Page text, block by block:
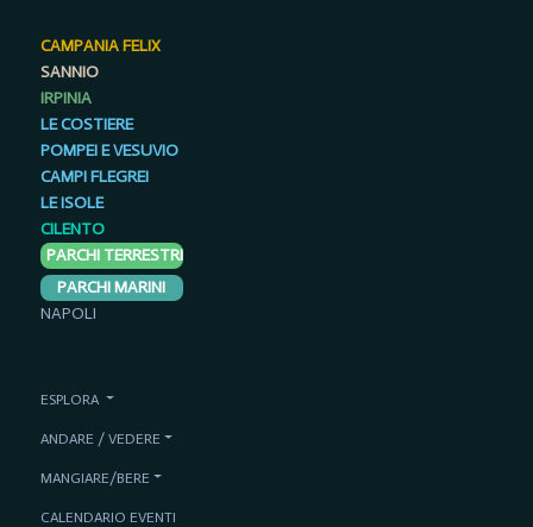
CAMPANIA FELIX
SANNIO
IRPINIA
LE COSTIERE
POMPEI E VESUVIO
CAMPI FLEGREI
LE ISOLE
CILENTO
PARCHI TERRESTRI
PARCHI MARINI
NAPOLI
ESPLORA
ANDARE / VEDERE
MANGIARE/BERE
CALENDARIO EVENTI